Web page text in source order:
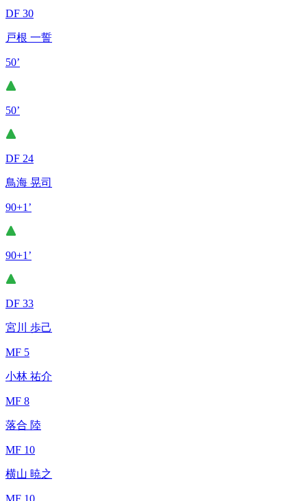
DF 30
戸根 一誓
50’
50’
DF 24
鳥海 晃司
90+1’
90+1’
DF 33
宮川 歩己
MF 5
小林 祐介
MF 8
落合 陸
MF 10
横山 暁之
MF 10